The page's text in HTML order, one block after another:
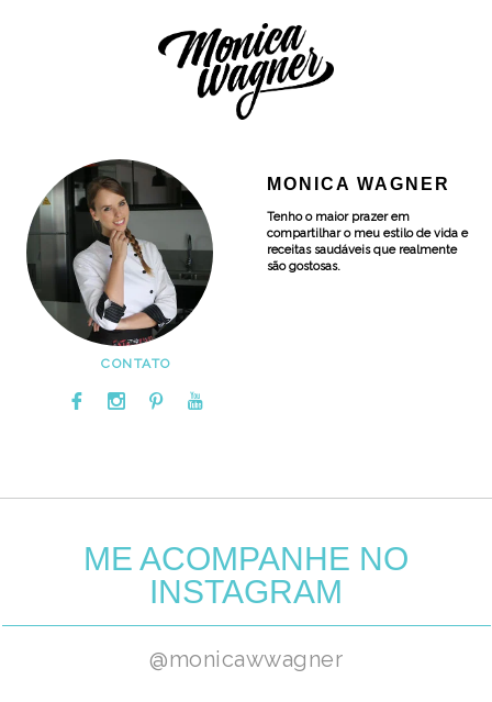
MONICA WAGNER
Tenho o maior prazer em
compartilhar o meu estilo de vida e
receitas saudáveis que realmente
são gostosas.
CONTATO
ME ACOMPANHE NO
INSTAGRAM
@monicawwagner